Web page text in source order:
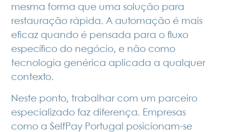
mesma forma que uma solução para
restauração rápida. A automação é mais
eficaz quando é pensada para o fluxo
específico do negócio, e não como
tecnologia genérica aplicada a qualquer
contexto.
Neste ponto, trabalhar com um parceiro
especializado faz diferença. Empresas
como a SelfPay Portugal posicionam-se